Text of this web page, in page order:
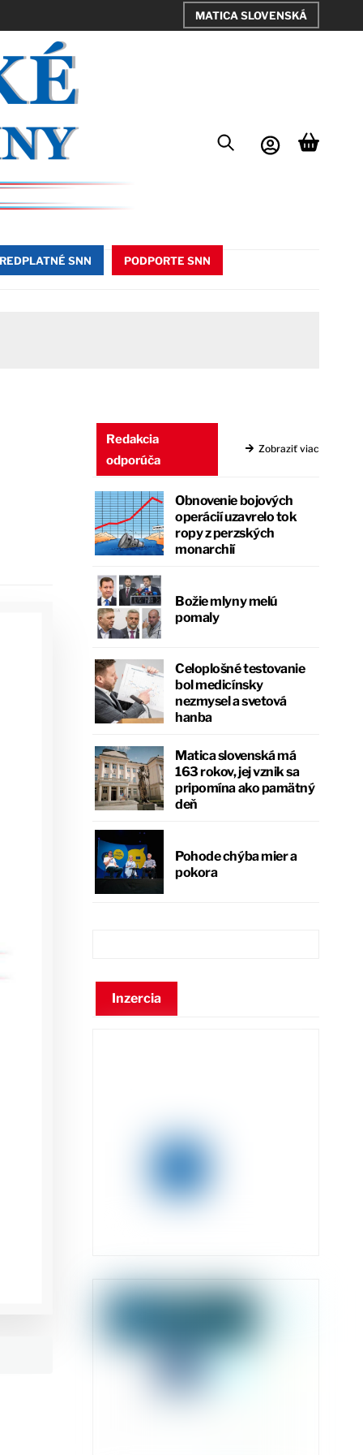
MATICA SLOVENSKÁ
SNN PODPORTE SNN
Redakcia
odporúča
Zobraziť viac
Obnovenie bojových
operácií uzavrelo tok
ropy z perzských
monarchií
Božie mlyny melú
pomaly
Celoplošné testovanie
bol medicínsky
nezmysel a svetová
hanba
Matica slovenská má
163 rokov, jej vznik sa
pripomína ako pamätný
deň
Pohode chýba mier a
pokora
Inzercia